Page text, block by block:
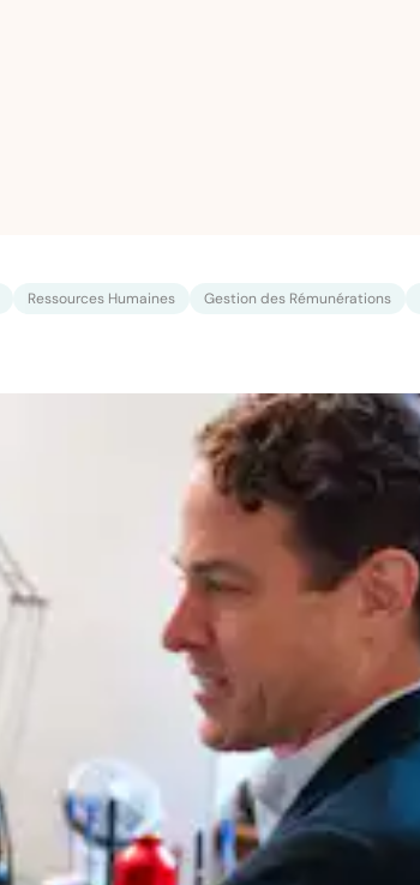
Ressources Humaines Gestion des Rémunérations